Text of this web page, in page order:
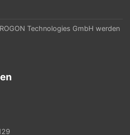
Technologies GmbH werden